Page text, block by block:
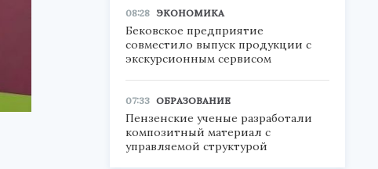
08:28 ЭКОНОМИКА
Бековское предприятие
совместило выпуск продукции с
экскурсионным сервисом
07:33 ОБРАЗОВАНИЕ
Пензенские ученые разработали
композитный материал с
управляемой структурой